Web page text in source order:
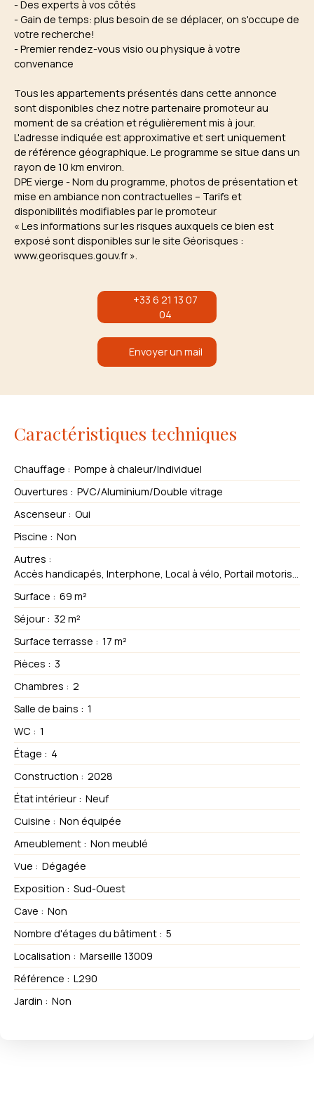
- Des experts à vos côtés
- Gain de temps: plus besoin de se déplacer, on s'occupe de
votre recherche!
- Premier rendez-vous visio ou physique à votre
convenance
Tous les appartements présentés dans cette annonce
sont disponibles chez notre partenaire promoteur au
moment de sa création et régulièrement mis à jour.
L'adresse indiquée est approximative et sert uniquement
de référence géographique. Le programme se situe dans un
rayon de 10 km environ.
DPE vierge - Nom du programme, photos de présentation et
mise en ambiance non contractuelles – Tarifs et
disponibilités modifiables par le promoteur
« Les informations sur les risques auxquels ce bien est
exposé sont disponibles sur le site Géorisques :
www.georisques.gouv.fr ».
+33 6 21 13 07
04
Envoyer un mail
Caractéristiques techniques
Chauffage : Pompe à chaleur/Individuel
Ouvertures : PVC/Aluminium/Double vitrage
Ascenseur : Oui
Piscine : Non
Autres :
Surface : 69 m²
Séjour : 32 m²
Surface terrasse : 17 m²
Pièces : 3
Chambres : 2
Salle de bains : 1
WC : 1
Étage : 4
Construction : 2028
État intérieur : Neuf
Cuisine : Non équipée
Ameublement : Non meublé
Vue : Dégagée
Exposition : Sud-Ouest
Cave : Non
Nombre d'étages du bâtiment : 5
Localisation : Marseille 13009
Référence : L290
Jardin : Non